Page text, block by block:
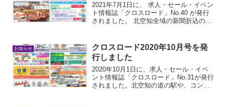
2021年7月1日に、 求人・セール・イベン
ト情報誌「クロスロード」No.40 が発行
されました。 北空知全域の新聞折込の
非ご覧ください
お知らせ
クロスロード2020年10月号を発
行しました
2020年10月1日に、求人・セール・イベ
ント情報誌「クロスロード」No.31が発行
されました。北空知の道の駅や、コンビ